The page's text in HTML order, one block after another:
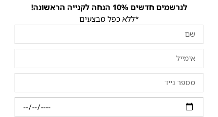
לנרשמים חדשים 10% הנחה לקנייה הראשונה!
*ללא כפל מבצעים